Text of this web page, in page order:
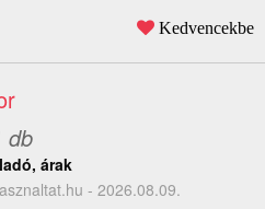
Kedvencekbe
db
árak
- 2026.08.09.